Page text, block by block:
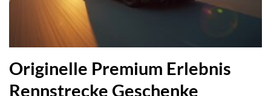
Originelle Premium Erlebnis
Rennstrecke Geschenke